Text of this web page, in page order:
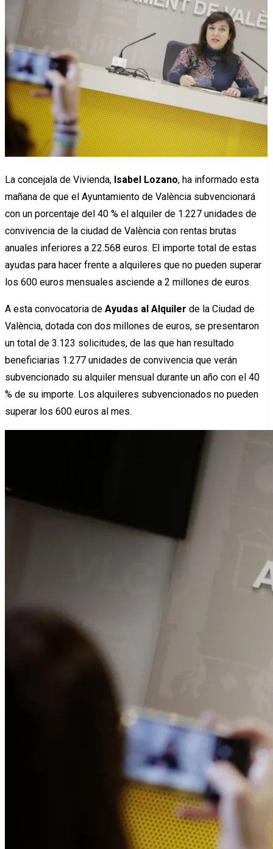
La concejala de Vivienda, Isabel Lozano, ha informado esta
mañana de que el Ayuntamiento de València subvencionará
con un porcentaje del 40 % el alquiler de 1.227 unidades de
convivencia de la ciudad de València con rentas brutas
anuales inferiores a 22.568 euros. El importe total de estas
ayudas para hacer frente a alquileres que no pueden superar
los 600 euros mensuales asciende a 2 millones de euros.
A esta convocatoria de Ayudas al Alquiler de la Ciudad de
València, dotada con dos millones de euros, se presentaron
un total de 3.123 solicitudes, de las que han resultado
beneficiarias 1.277 unidades de convivencia que verán
subvencionado su alquiler mensual durante un año con el 40
% de su importe. Los alquileres subvencionados no pueden
superar los 600 euros al mes.